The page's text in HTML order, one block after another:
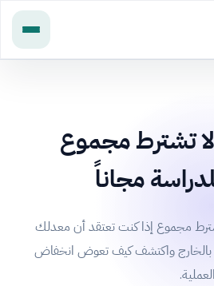
منح لا تشترط مجموع
مجاناً
7 منح لا تشترط مجموع إذا كنت تعتقد أن معدلك
بالخارج واكتشف كيف تعوض انخفاض